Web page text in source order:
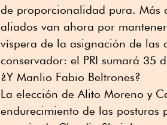
de proporcionalidad pura. Más
aliados van ahora por
víspera de la asignación de las
conservador: el PRI sumará 35
¿Y Manlio Fabio Beltrones?
La elección de Alito Moreno y
endurecimiento de las